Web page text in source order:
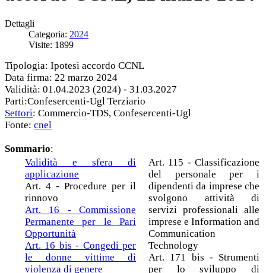
Dettagli
Categoria: 2024
Visite: 1899
Tipologia: Ipotesi accordo CCNL
Data firma: 22 marzo 2024
Validità: 01.04.2023 (2024) - 31.03.2027
Parti:Confesercenti-Ugl Terziario
Settori: Commercio-TDS, Confesercenti-Ugl
Fonte: cnel
Sommario:
Validità e sfera di
applicazione
Art. 4 - Procedure per il
rinnovo
Art. 16 - Commissione
Permanente per le Pari
Opportunità
Art. 16 bis - Congedi per
le donne vittime di
violenza di genere
Art. 115 - Classificazione
del personale per i
dipendenti da imprese che
svolgono attività di
servizi professionali alle
imprese e Information and
Communication
Technology
Art. 171 bis - Strumenti
per lo sviluppo di